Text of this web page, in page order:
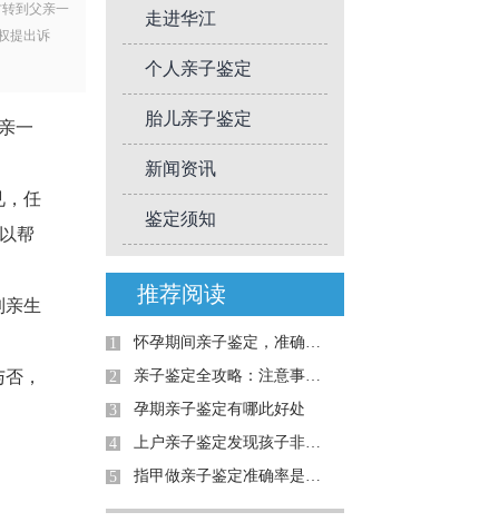
走进华江
个人亲子鉴定
胎儿亲子鉴定
新闻资讯
鉴定须知
推荐阅读
1 怀孕期间亲子鉴定，准确率高吗？详解案例与真相
2 亲子鉴定全攻略：注意事项与真实案例解析
3 孕期亲子鉴定有哪此好处
4 上户亲子鉴定发现孩子非亲生
5 指甲做亲子鉴定准确率是多少-江门鹤山资讯
到父亲一
提出诉
一
，任
帮
亲生
，